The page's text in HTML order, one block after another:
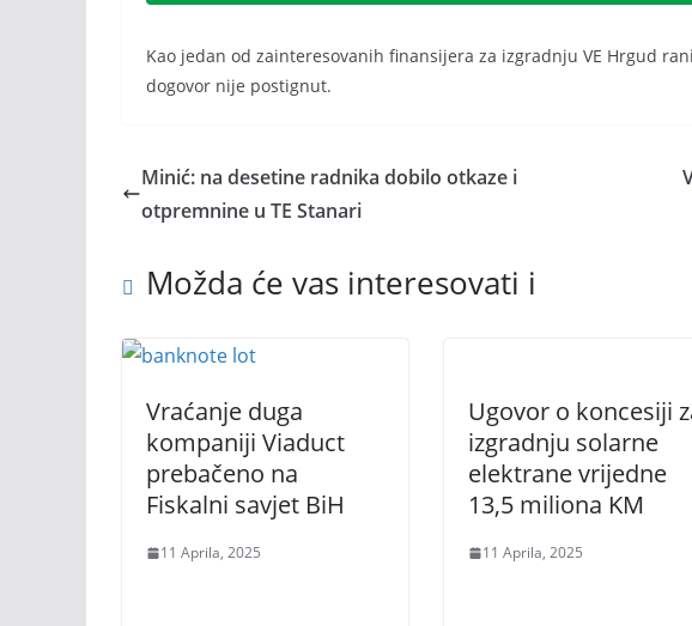
Kao jedan od zainteresovanih finansijera za izgradnju VE Hrgud
dogovor nije postignut.
Minić: na desetine radnika dobilo otkaze i
otpremnine u TE Stanari
Možda će vas interesovati i
Vraćanje duga
kompaniji Viaduct
prebačeno na
Fiskalni savjet BiH
11 Aprila, 2025
Ugovor o koncesiji
izgradnju solarne
elektrane vrijedne
13,5 miliona KM
11 Aprila, 2025